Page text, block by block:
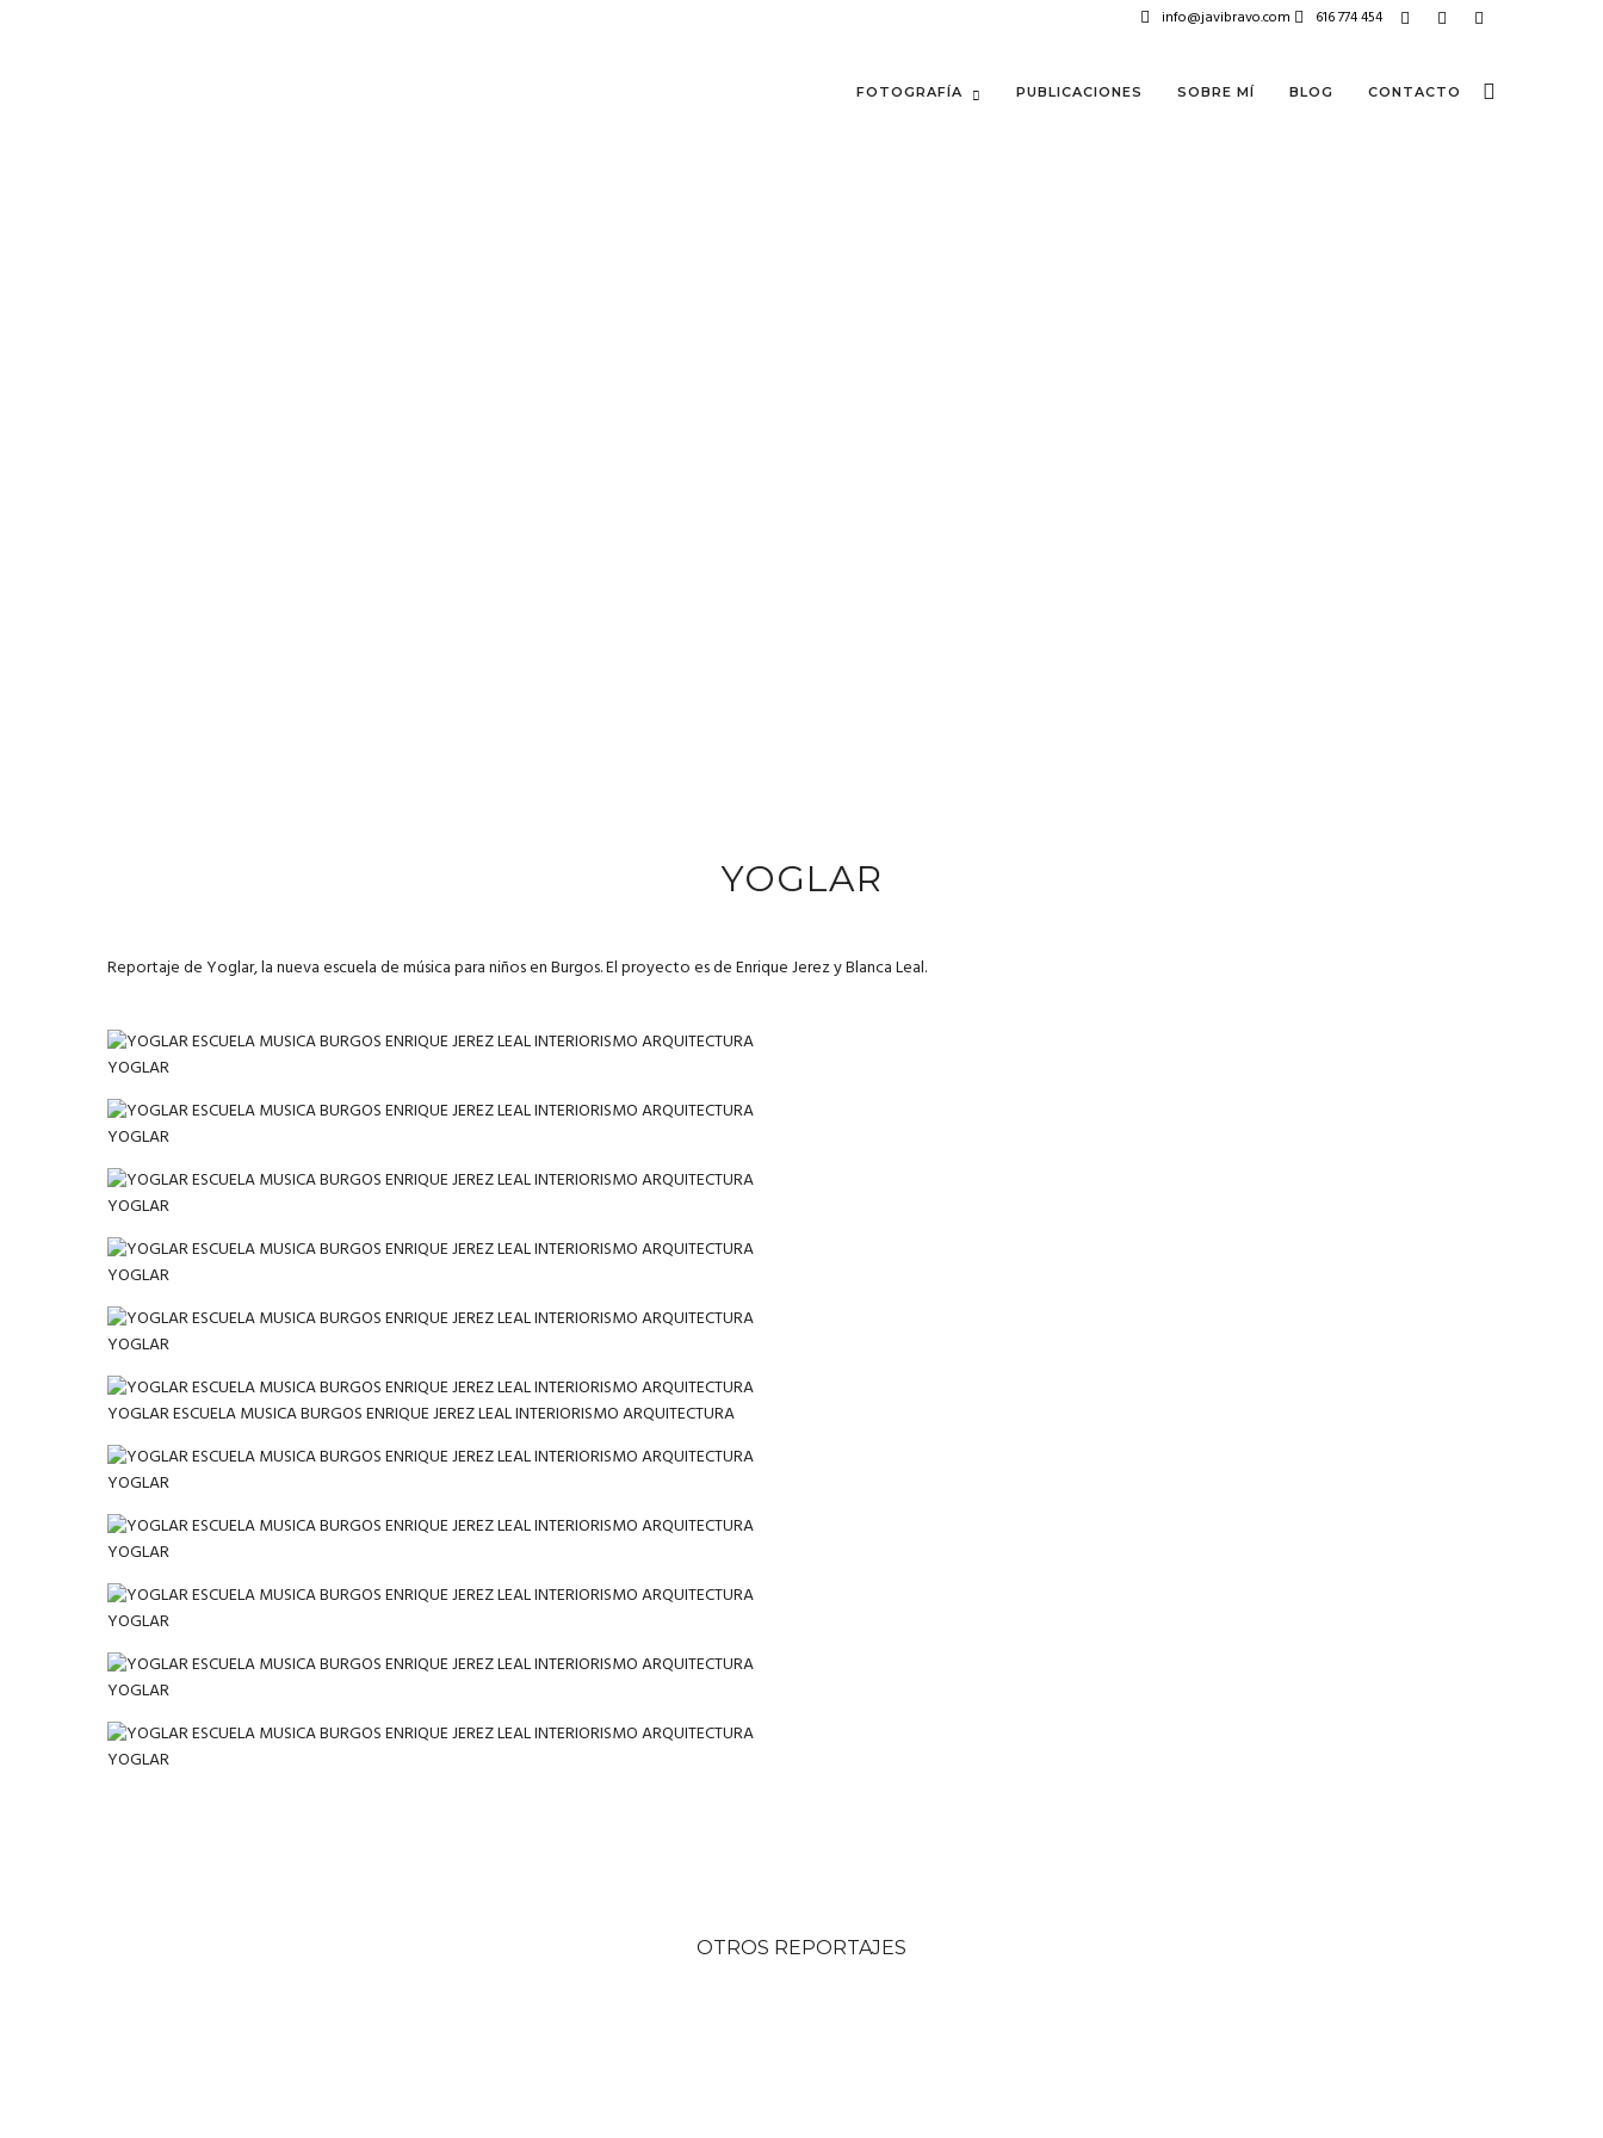
info@javibravo.com 616 774 454
FOTOGRAFÍA PUBLICACIONES SOBRE MÍ BLOG CONTACTO
YOGLAR
Reportaje de Yoglar, la nueva escuela de música para niños en Burgos. El proyecto es deEnrique JerezyBlanca Leal.
YOGLAR
YOGLAR
YOGLAR
YOGLAR
YOGLAR
YOGLAR ESCUELA MUSICA BURGOS ENRIQUE JEREZ LEAL INTERIORISMO ARQUITECTURA
YOGLAR
YOGLAR
YOGLAR
YOGLAR
YOGLAR
OTROS REPORTAJES